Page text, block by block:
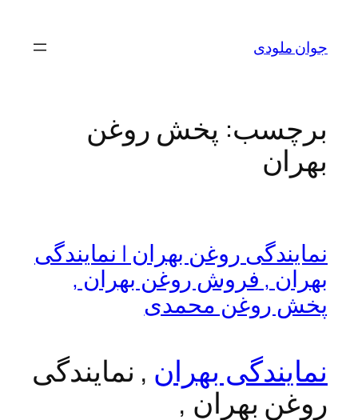
محتواجوان ملودی
برچسب: پخش روغن
بهران
نمایندگی روغن بهران | نمایندگی
بهران , فروش روغن بهران ,
پخش روغن محمدی
نمایندگی بهران , نمایندگی
روغن بهران ,